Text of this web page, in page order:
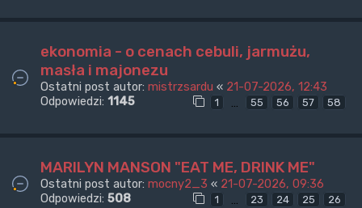
ekonomia - o cenach cebuli, jarmużu,
masła i majonezu
Ostatni post autor: mistrzsardu « 21-07-2026, 12:43
Odpowiedzi: 1145 1 … 55 56 57 58
MARILYN MANSON "EAT ME, DRINK ME"
Ostatni post autor: mocny2_3 « 21-07-2026, 09:36
Odpowiedzi: 508 1 23 24 25 26